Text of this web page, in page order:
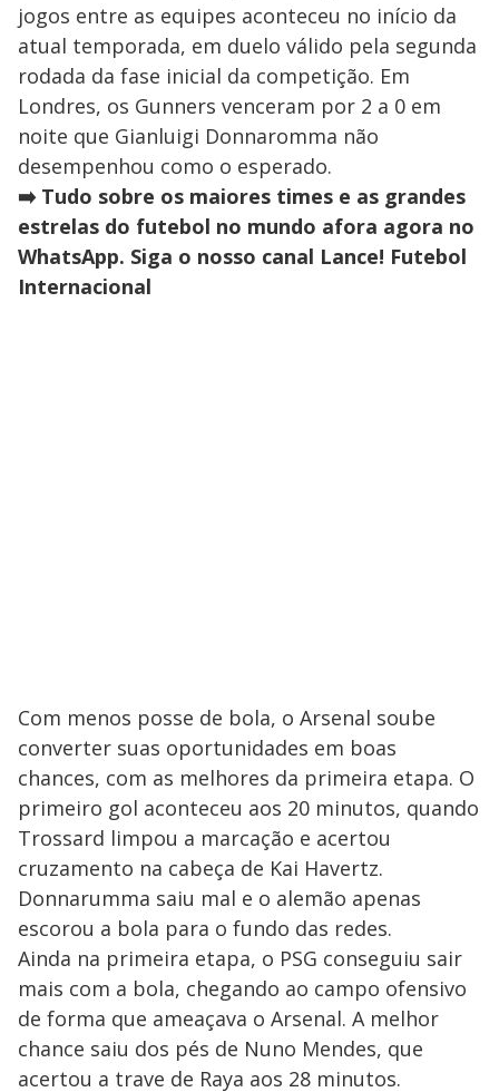
jogos entre as equipes aconteceu no início da
atual temporada, em duelo válido pela segunda
rodada da fase inicial da competição. Em
Londres, os Gunners venceram por 2 a 0 em
noite que Gianluigi Donnaromma não
desempenhou como o esperado.
➡️ Tudo sobre os maiores times e as grandes
estrelas do futebol no mundo afora agora no
WhatsApp. Siga o nosso canal Lance! Futebol
Internacional
Com menos posse de bola, o Arsenal soube
converter suas oportunidades em boas
chances, com as melhores da primeira etapa. O
primeiro gol aconteceu aos 20 minutos, quando
Trossard limpou a marcação e acertou
cruzamento na cabeça de Kai Havertz.
Donnarumma saiu mal e o alemão apenas
escorou a bola para o fundo das redes.
Ainda na primeira etapa, o PSG conseguiu sair
mais com a bola, chegando ao campo ofensivo
de forma que ameaçava o Arsenal. A melhor
chance saiu dos pés de Nuno Mendes, que
acertou a trave de Raya aos 28 minutos.